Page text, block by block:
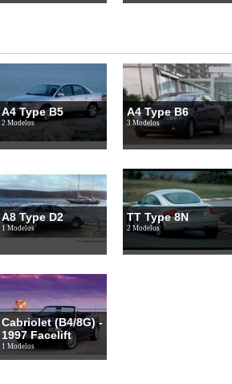
A4 Type B5
2 Modelos
A4 Type B6
3 Modelos
A8 Type D2
1 Modelos
TT Type 8N
2 Modelos
Cabriolet (B4/8G) -
1997 Facelift
1 Modelos